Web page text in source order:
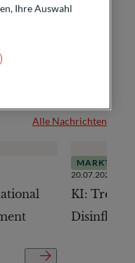
Alle Nachrichten
20.07.2026
KI:
Ihre Auswahl